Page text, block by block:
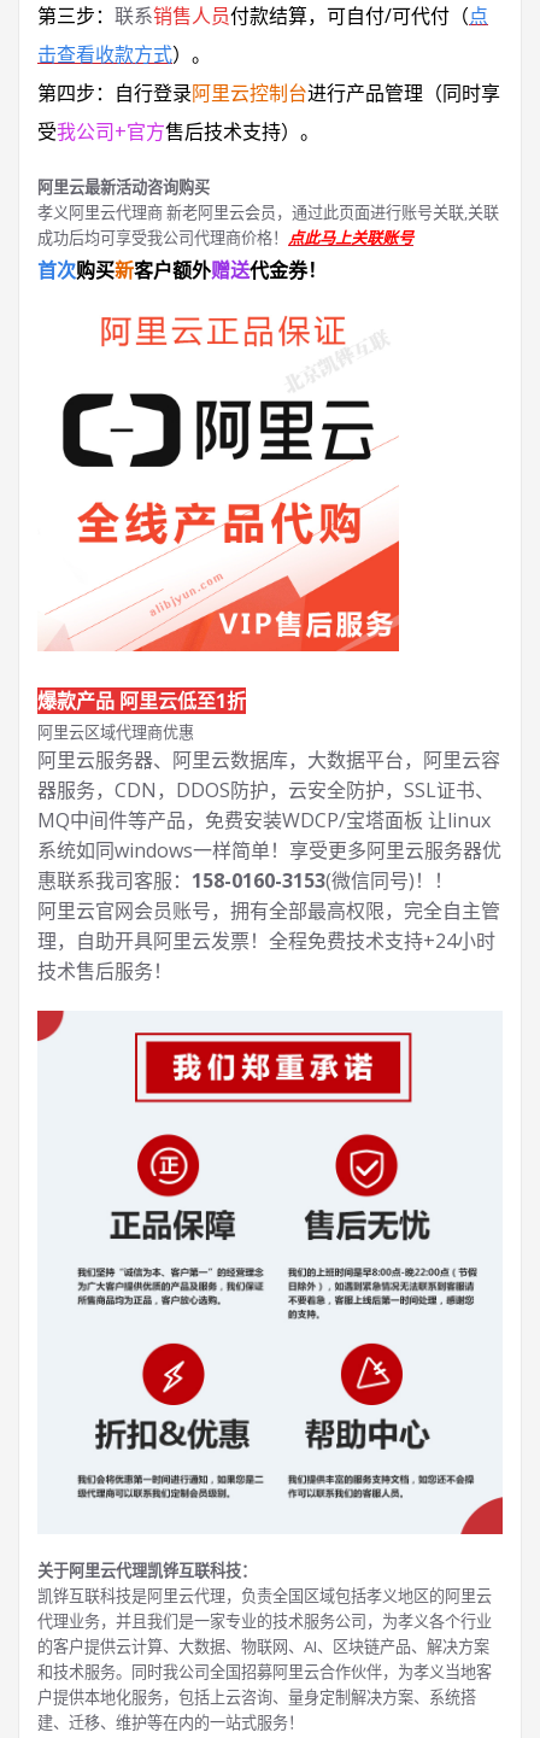
第三步： 联系销售人员付款结算，可自付/可代付（点
击查看收款方式）。
第四步：自行登录阿里云控制台进行产品管理（同时享
受我公司+官方售后技术支持）。
阿里云最新活动咨询购买
孝义阿里云代理商 新老阿里云会员，通过此页面进行账号关联,关联
成功后均可享受我公司代理商价格！ 点此马上关联账号
首次购买新客户额外赠送代金券！
爆款产品 阿里云低至1折
阿里云区域代理商优惠
阿里云服务器、阿里云数据库，大数据平台，阿里云容
器服务，CDN，DDOS防护，云安全防护，SSL证书、
MQ中间件等产品，免费安装WDCP/宝塔面板 让linux
系统如同windows一样简单！享受更多阿里云服务器优
惠联系我司客服： 158-0160-3153(微信同号)！！
阿里云官网会员账号，拥有全部最高权限，完全自主管
理，自助开具阿里云发票！全程免费技术支持+24小时
技术售后服务！
关于阿里云代理凯铧互联科技：
凯铧互联科技是阿里云代理，负责全国区域包括孝义地区的阿里云
代理业务，并且我们是一家专业的技术服务公司，为孝义各个行业
的客户提供云计算、大数据、物联网、AI、区块链产品、解决方案
和技术服务。同时我公司全国招募阿里云合作伙伴，为孝义当地客
户提供本地化服务，包括上云咨询、量身定制解决方案、系统搭
建、迁移、维护等在内的一站式服务！